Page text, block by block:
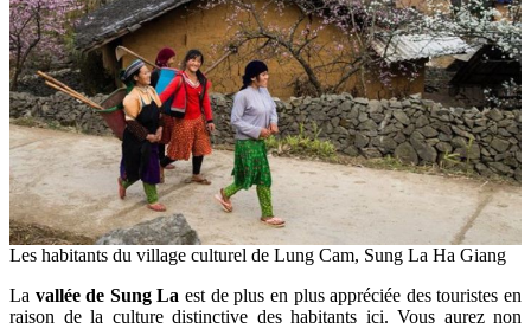
Les habitants du village culturel de Lung Cam, Sung La Ha Giang
La vallée de Sung La est de plus en plus appréciée des touristes en
raison de la culture distinctive des habitants ici. Vous aurez non